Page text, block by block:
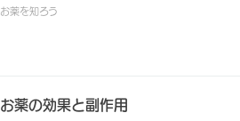
お薬を知ろう
お薬の効果と副作用